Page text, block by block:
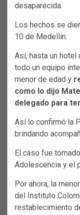
desaparecida.
Los hechos se
10 de Medellín.
Así, hasta un
todo un equipo
menor de edad y
como lo dijo
delegado para
Así lo confirmó la
brindando
El caso fue
Adolescencia y el
Por ahora, la
del Instituto
restablecimiento